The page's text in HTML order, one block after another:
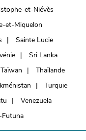
et-Niévès
et-Miquelon
Sainte Lucie
Sri Lanka
Taïwan
Thaïlande
Turquie
Venezuela